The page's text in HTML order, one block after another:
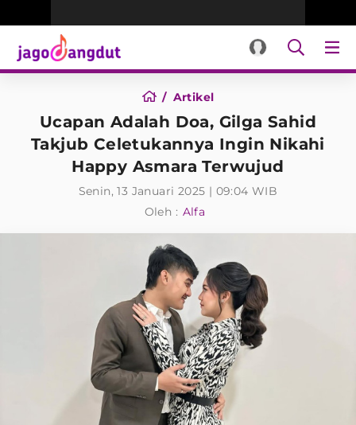
Artikel
Ucapan Adalah Doa, Gilga Sahid
Takjub Celetukannya Ingin Nikahi
Happy Asmara Terwujud
Senin, 13 Januari 2025 | 09:04 WIB
Oleh : Alfa